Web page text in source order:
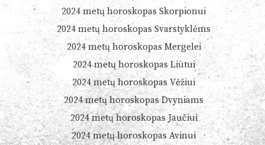
2024 metų horoskopas Skorpionui
2024 metų horoskopas Svarstyklėms
2024 metų horoskopas Mergelei
2024 metų horoskopas Liūtui
2024 metų horoskopas Vėžiui
2024 metų horoskopas Dvyniams
2024 metų horoskopas Jaučiui
2024 metų horoskopas Avinui